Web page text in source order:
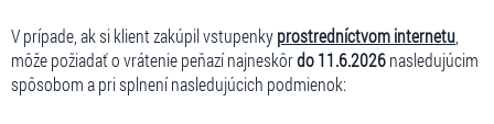
V prípade, ak si klient zakúpil vstupenkyprostredníctvom internetu
môže požiadať o vrátenie peňazí najneskôrdo 11.6.2026nasledujúcim
spôsobom a pri splnení nasledujúcich podmienok: